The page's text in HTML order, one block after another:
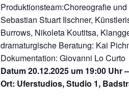
Produktionsteam:Choreografie
Sebastian Stuart Ilschner,
Burrows, Nikoleta Koutitsa,
dramaturgische Beratung: Kai
Dokumentation: Giovanni Lo Curto
Datum20.12.2025 um 19:00 Uhr
Ort: Uferstudios, Studio 1,